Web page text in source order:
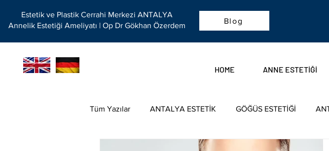
Estetik ve Plastik Cerrahi Merkezi ANTALYA
Annelik Estetiği Ameliyatı | Op Dr Gökhan Özerdem
Blog
HOME ANNE ESTETİĞİ
Tüm Yazılar ANTALYA ESTETİK GÖĞÜS ESTETİĞİ
GÖĞÜS KÜÇÜLTME AMELİYATI ANTALYA PLASTİK